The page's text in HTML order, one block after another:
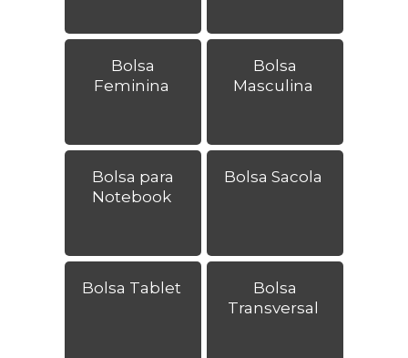
Bolsa
Feminina
Bolsa
Masculina
Bolsa para
Notebook
Bolsa Sacola
Bolsa Tablet
Bolsa
Transversal